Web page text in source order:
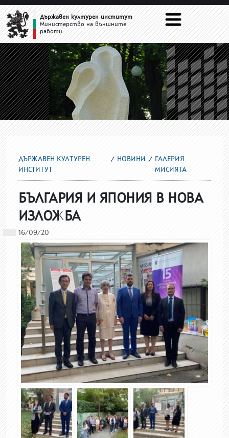
ГАЛЕРИЯ МИСИЯТА
Държавен културен институт
Министерство на външните
работи
ДЪРЖАВЕН КУЛТУРЕН
ИНСТИТУТ
НОВИНИ
ГАЛЕРИЯ
МИСИЯТА
БЪЛГАРИЯ И ЯПОНИЯ В НОВА
ИЗЛОЖБА
16/09/20